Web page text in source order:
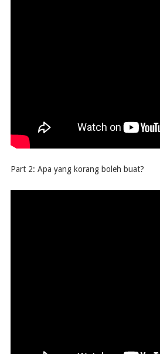
Part 2: Apa yang korang boleh buat?